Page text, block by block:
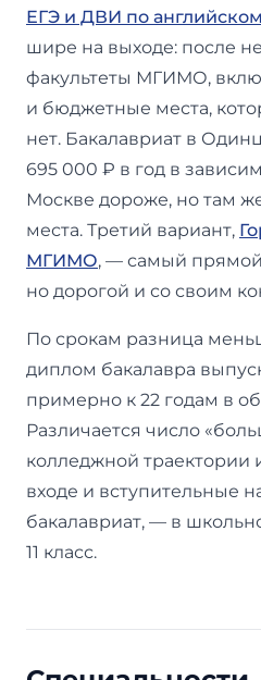
ЕГЭ и ДВИ по
шире на выходе: после
факультеты МГИМО,
и бюджетные места,
нет. Бакалавриат в
695 000 ₽ в год в
Москве дороже, но там
места. Третий вариант,
МГИМО, — самый прямой
но дорогой и со своим
По срокам разница
диплом бакалавра
примерно к 22 годам в
Различается число
колледжной траектории
входе и вступительные
бакалавриат, — в
11 класс.